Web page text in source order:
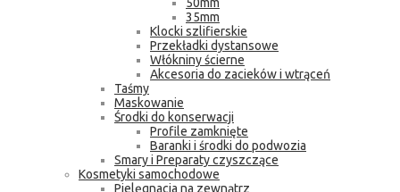
35mm
Klocki szlifierskie
Przekładki dystansowe
Włókniny ścierne
Akcesoria do zacieków i wtrąceń
Taśmy
Maskowanie
Środki do konserwacji
Profile zamknięte
Baranki i środki do podwozia
Smary i Preparaty czyszczące
Kosmetyki samochodowe
Pielęgnacja na zewnątrz